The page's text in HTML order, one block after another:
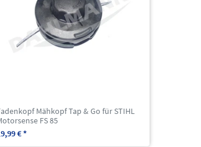
Mähkopf Tap & Go für STIHL
FS 85
€ *